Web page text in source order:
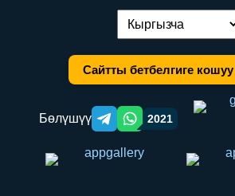
Тилди алмаштыруу:
Сайтты бетбелгиге кошуу
Бөлүшүү Telegram orqali ulashish
WhatsApp orqali ulashish
2021